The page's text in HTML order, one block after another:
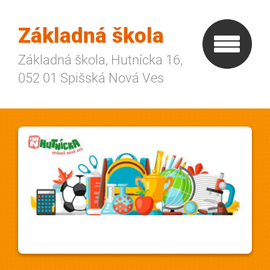
Základná škola
Základná škola, Hutnícka 16,
052 01 Spišská Nová Ves